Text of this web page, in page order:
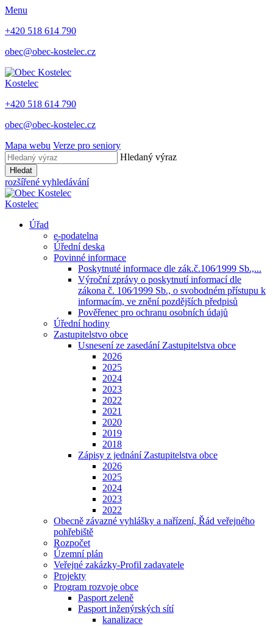
Menu
+420 518 614 790
obec@obec-kostelec.cz
Kostelec
+420 518 614 790
obec@obec-kostelec.cz
Mapa webu Verze pro seniory
Hledaný výraz
Hledat
rozšířené vyhledávání
Kostelec
Úřad
e-podatelna
Úřední deska
Povinné informace
Poskytnuté informace dle zák.č.106⁄1999 Sb.,...
Výroční zprávy o poskytnutí informací dle
zákona č. 106⁄1999 Sb., o svobodném přístupu k
informacím, ve znění pozdějších předpisů
Pověřenec pro ochranu osobních údajů
Úřední hodiny
Zastupitelstvo obce
Usnesení ze zasedání Zastupitelstva obce
2026
2025
2024
2023
2022
2021
2020
2019
2018
Zápisy z jednání Zastupitelstva obce
2026
2025
2024
2023
2022
Obecně závazné vyhlášky a nařízení, Řád veřejného
pohřebiště
Rozpočet
Územní plán
Veřejné zakázky-Profil zadavatele
Projekty
Program rozvoje obce
Pasport zeleně
Pasport inženýrských sítí
kanalizace